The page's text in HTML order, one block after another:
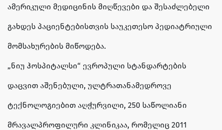
ამერიკული მედიცინის მიღწევები და შესაძლებელი
გახდეს პაციენტებისთვის საუკეთესო პედიატრიული
მომსახურების მიწოდება.
„ნიუ ჰოსპიტალსი“ ევროპული სტანდარტების
დაცვით აშენებული, ულტრათანამედროვე
ტექნოლოგიებით აღჭურვილი, 250 საწოლიანი
მრავალპროფილური კლინიკაა, რომელიც 2011